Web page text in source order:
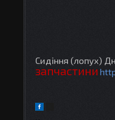
Сидіння (лопух)
запчастини